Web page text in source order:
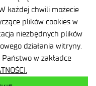
każdej chwili możecie
plików cookies w
niezbędnych plików
działania witryny.
w zakładce